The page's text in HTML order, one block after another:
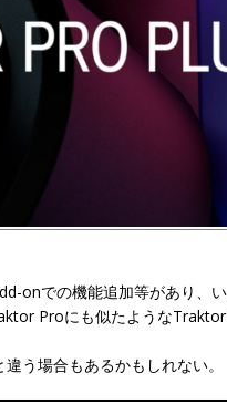
onでの機能追加等があり、
Proにも似たような
う場合もあるかもしれない。